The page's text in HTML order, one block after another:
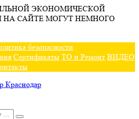
ЭКОНОМИЧЕСКОЙ
НА САЙТЕ МОГУТ НЕМНОГО
безопасности
Сертификаты ТО и Ремонт ВИДЕО